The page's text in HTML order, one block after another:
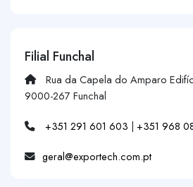
Filial Funchal
Rua da Capela do Amparo
9000-267 Funchal
+351 291 601 603 | +351 968
geral@exportech.com.pt